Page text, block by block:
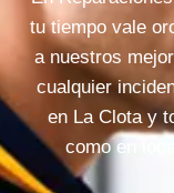
tu tiempo vale
a nuestros
cualquier
en La Clota y
como en